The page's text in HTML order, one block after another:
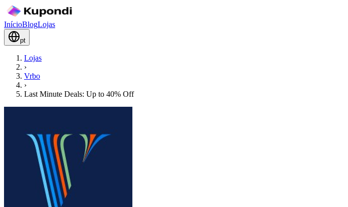
InícioBlogLojas
pt
Lojas
›
Vrbo
›
Last Minute Deals: Up to 40% Off